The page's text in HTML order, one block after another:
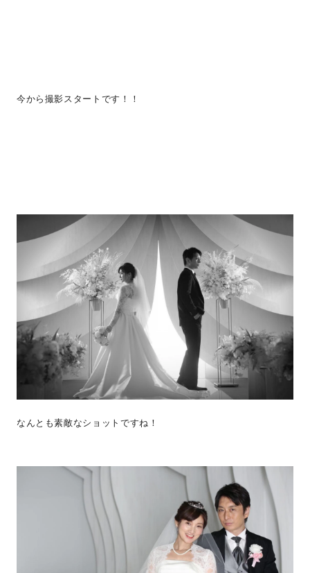
今から撮影スタートです！！
なんとも素敵なショットですね！